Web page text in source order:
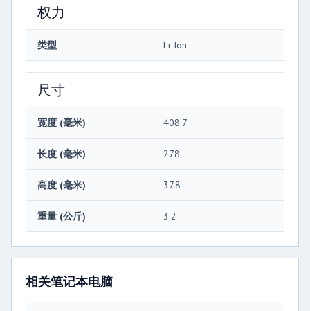
权力
类型 Li-Ion
尺寸
宽度 (毫米) 408.7
长度 (毫米) 278
高度 (毫米) 37.8
重量 (公斤) 3.2
相关笔记本电脑